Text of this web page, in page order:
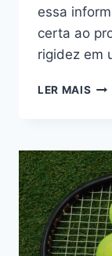
essa
certa ao
rigidez em
LER MAIS
A